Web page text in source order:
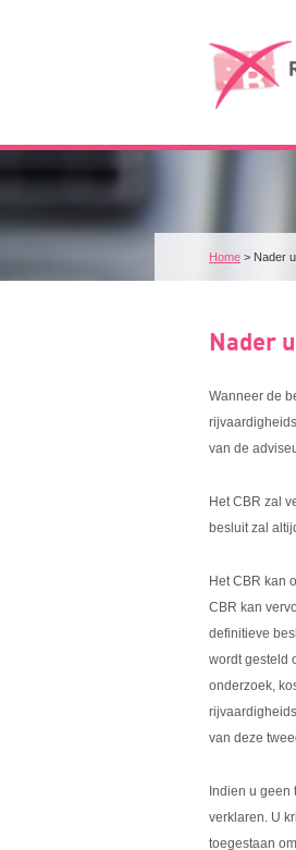
Home > Nader
Nader
Wanneer de
van de
Het CBR zal
besluit zal
Het CBR kan
CBR kan
definitieve
wordt gesteld
onderzoek,
van deze
Indien u
verklaren. U
toegestaan